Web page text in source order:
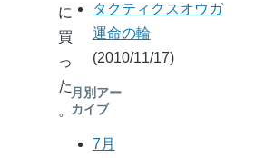
に
買
っ
た
。
タクティクスオウガ
運命の輪
(2010/11/17)
月別アー
カイブ
7月